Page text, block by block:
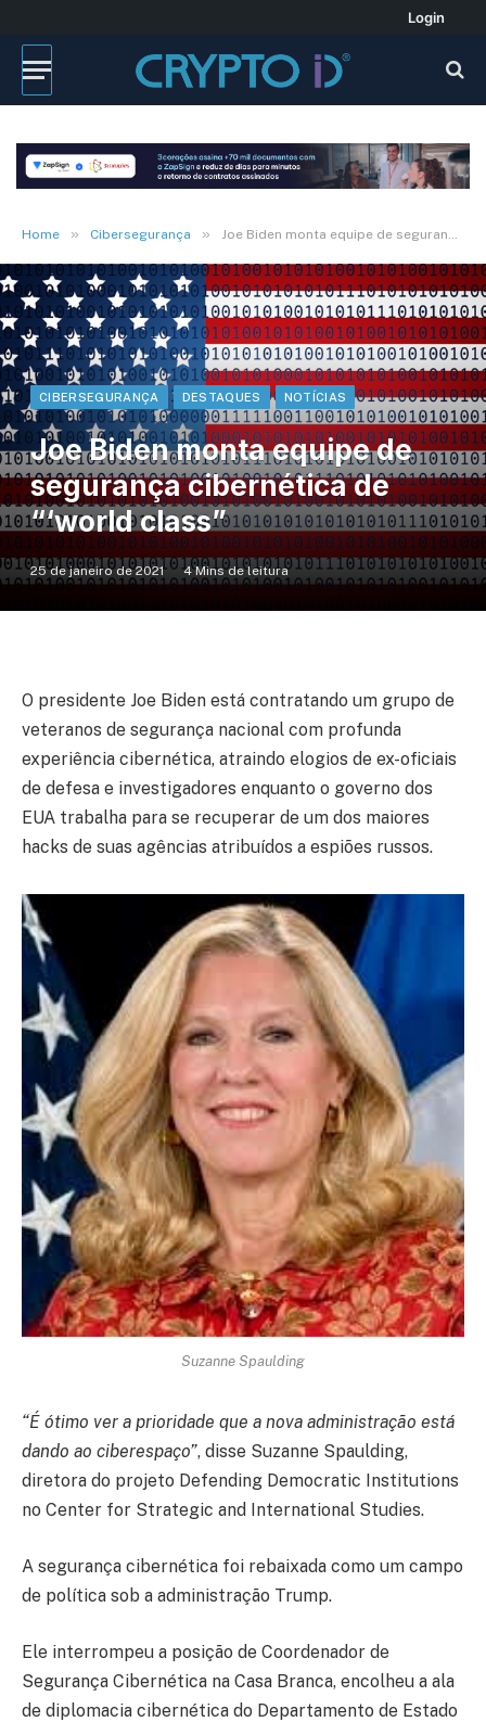
Login
Home » Cibersegurança » Joe Biden monta equipe de segurança cibernética de “‘world class”
CIBERSEGURANÇA DESTAQUES NOTÍCIAS
Joe Biden monta equipe de
segurança cibernética de
“‘world class”
25 de janeiro de 2021 4 Mins de leitura
O presidente Joe Biden está contratando um grupo de
veteranos de segurança nacional com profunda
experiência cibernética, atraindo elogios de ex-oficiais
de defesa e investigadores enquanto o governo dos
EUA trabalha para se recuperar de um dos maiores
hacks de suas agências atribuídos a espiões russos.
Suzanne Spaulding
“É ótimo ver a prioridade que a nova administração está
dando ao ciberespaço”, disse Suzanne Spaulding,
diretora do projeto Defending Democratic Institutions
no Center for Strategic and International Studies.
A segurança cibernética foi rebaixada como um campo
de política sob a administração Trump.
Ele interrompeu a posição de Coordenador de
Segurança Cibernética na Casa Branca, encolheu a ala
de diplomacia cibernética do Departamento de Estado